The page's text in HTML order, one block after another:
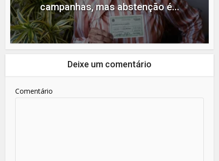
campanhas, mas abstenção é...
Deixe um comentário
Comentário